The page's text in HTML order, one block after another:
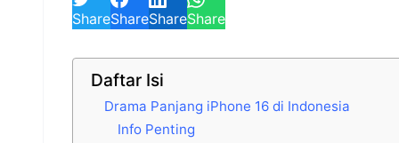
ShareShareShareShare
Daftar Isi
Drama Panjang iPhone 16 di Indonesia
Info Penting